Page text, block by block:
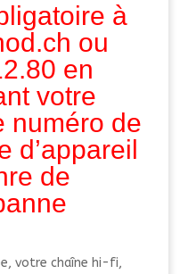
à
ou
en
votre
numéro de
d’appareil
de
votre chaîne hi-fi,